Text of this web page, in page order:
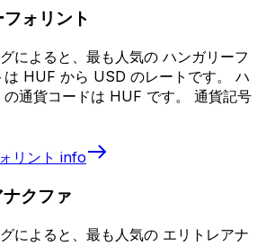
ォリント
によると、最も人気の ハンガリーフ
は HUF から USD のレートです。 ハ
の通貨コードは HUF です。 通貨記号
リント info
クファ
によると、最も人気の エリトレアナ